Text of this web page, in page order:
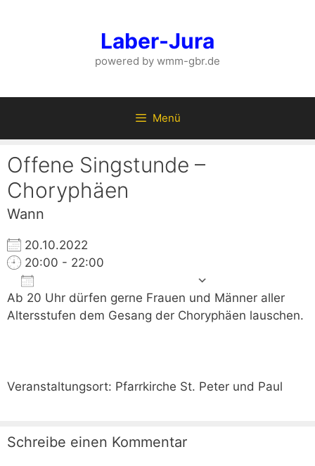
Laber-Jura
powered by wmm-gbr.de
Menü
Offene Singstunde –
Choryphäen
Wann
20.10.2022
20:00 - 22:00
ICS herunterladen
Google
Ab 20 Uhr dürfen gerne Frauen und Männer aller
Altersstufen dem Gesang der Choryphäen lauschen.
Veranstaltungsort: Pfarrkirche St. Peter und Paul
Schreibe einen Kommentar